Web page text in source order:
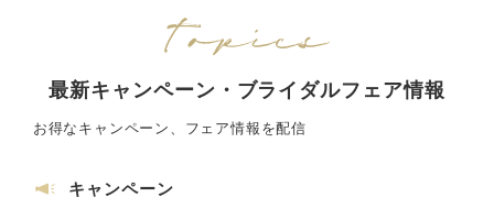
最新キャンペーン・ブライダルフェア情報
お得なキャンペーン、フェア情報を配信
キャンペーン